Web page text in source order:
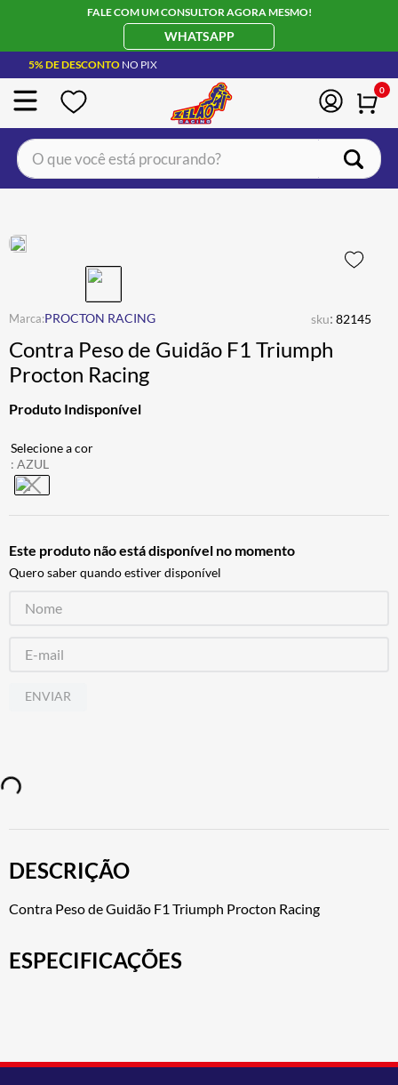
FALE COM UM CONSULTOR AGORA MESMO!
WHATSAPP
5% DE DESCONTO NO PIX
0
O que você está procurando?
PROCTON RACING sku: 82145
Contra Peso de Guidão F1 Triumph
Procton Racing
Produto Indisponível
: AZUL
Este produto não está disponível no momento
Quero saber quando estiver disponível
ENVIAR
DESCRIÇÃO
Contra Peso de Guidão F1 Triumph Procton Racing
ESPECIFICAÇÕES
JAQUETA
4º ÓCULOS SOLAR
5º LUVA
6º ALPINESTAR
7º BAU
8º CALÇA
9º